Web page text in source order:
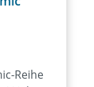
Reihe